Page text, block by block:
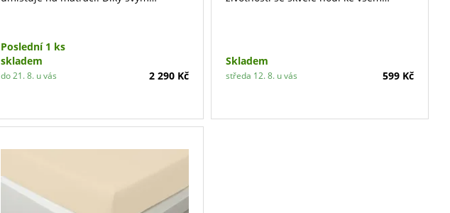
životnost.
Poslední 1 ks
skladem
do 21. 8. u vás 2 290 Kč
Skladem
středa 12. 8. u vás 599 Kč